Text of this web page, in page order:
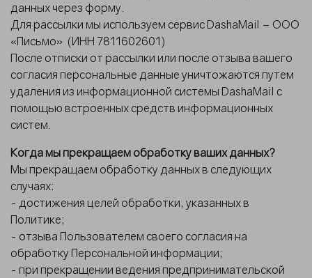
данных через форму.
Для рассылки мы используем сервис DashaMail – ООО
«Письмо» (ИНН 7811602601)
После отписки от рассылки или после отзыва вашего
согласия персональные данные уничтожаются путем
удаления из информационной системы DashaMail с
помощью встроенных средств информационных
систем.
Когда мы прекращаем обработку ваших данных?
Мы прекращаем обработку данных в следующих
случаях:
- достижения целей обработки, указанных в
Политике;
- отзыва Пользователем своего согласия на
обработку Персональной информации;
- при прекращении ведения предпринимательской